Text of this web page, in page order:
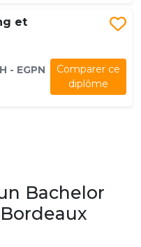
et
- EGPN
Comparer ce
diplôme
Bachelor